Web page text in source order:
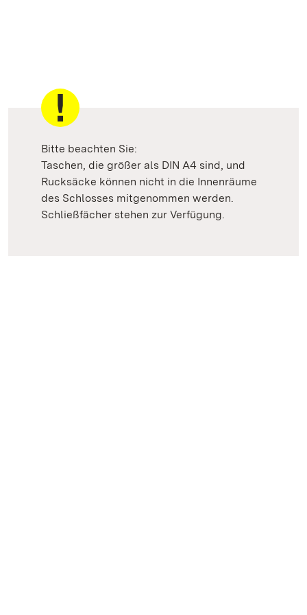
Bitte beachten Sie:
Taschen, die größer als DIN A4 sind, und
Rucksäcke können nicht in die Innenräume
des Schlosses mitgenommen werden.
Schließfächer stehen zur Verfügung.